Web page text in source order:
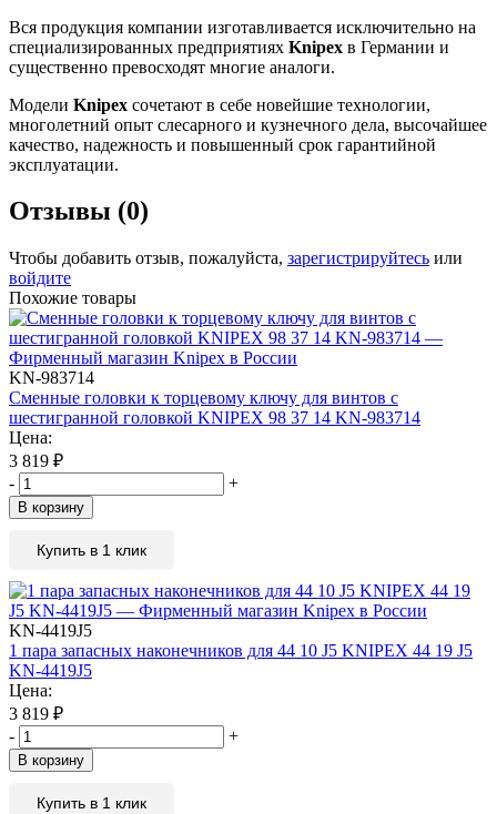
Вся продукция компании изготавливается исключительно на
специализированных предприятиях Knipex в Германии и
существенно превосходят многие аналоги.
Модели Knipex сочетают в себе новейшие технологии,
многолетний опыт слесарного и кузнечного дела, высочайшее
качество, надежность и повышенный срок гарантийной
эксплуатации.
Отзывы (0)
Чтобы добавить отзыв, пожалуйста, зарегистрируйтесь или
войдите
Похожие товары
KN-983714
Сменные головки к торцевому ключу для винтов с
шестигранной головкой KNIPEX 98 37 14 KN-983714
Цена:
3 819 ₽
-
+
В корзину
Купить в 1 клик
KN-4419J5
1 пара запасных наконечников для 44 10 J5 KNIPEX 44 19 J5
KN-4419J5
Цена:
3 819 ₽
-
+
В корзину
Купить в 1 клик